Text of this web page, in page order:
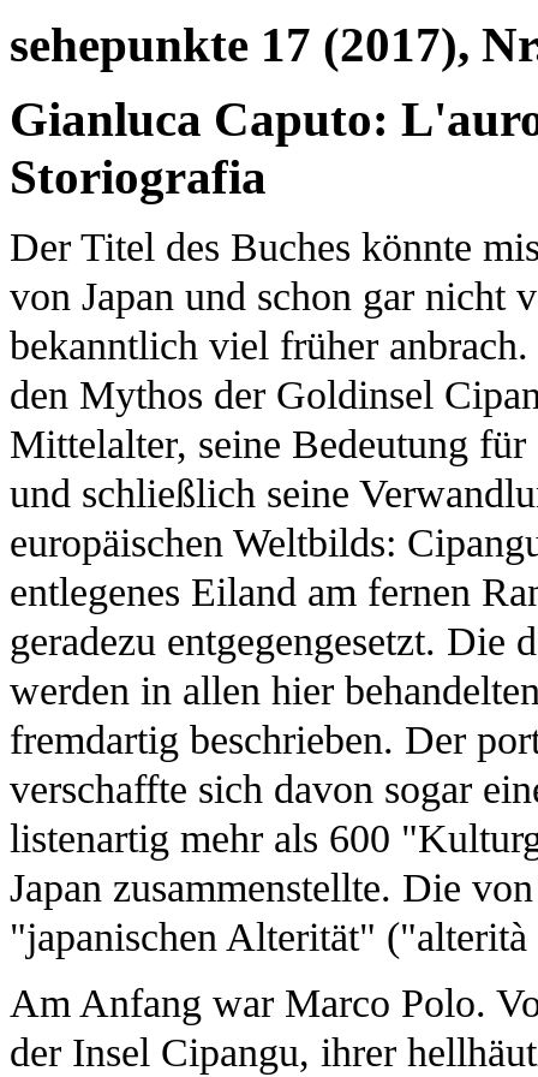
sehepunkte 17 (2017),
Gianluca Caputo:
Storiografia
Der Titel des Buches könnte
von Japan und schon gar nicht
bekanntlich viel früher
den Mythos der Goldinsel
Mittelalter, seine Bedeutung
und schließlich seine
europäischen Weltbilds:
entlegenes Eiland am fernen
geradezu entgegengesetzt. Die
werden in allen hier
fremdartig beschrieben. Der
verschaffte sich davon sogar
listenartig mehr als 600
Japan zusammenstellte. Die
"japanischen Alterität"
Am Anfang war Marco Polo.
der Insel Cipangu, ihrer